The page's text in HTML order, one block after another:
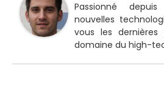
Passionné
nouvelles
vous les dernières
domaine du high-